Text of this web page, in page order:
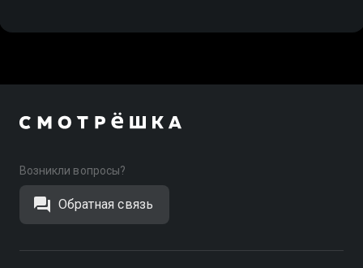
Возникли вопросы?
Обратная связь